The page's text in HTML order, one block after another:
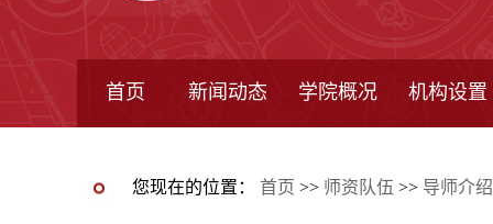
首页 新闻动态 学院概况 机构设置
您现在的位置： 首页 >> 师资队伍 >> 导师介绍